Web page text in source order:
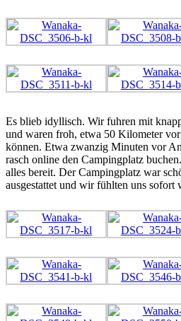
Es blieb idyllisch. Wir fuhren mit
und waren froh, etwa 50 Kilometer
können. Etwa zwanzig Minuten vor
rasch online den Campingplatz
alles bereit. Der Campingplatz war
ausgestattet und wir fühlten uns sofort